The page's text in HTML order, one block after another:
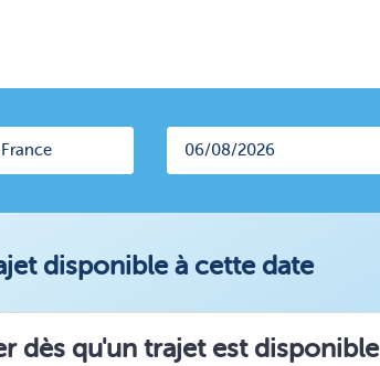
disponible à cette date
dès qu'un trajet est disponible